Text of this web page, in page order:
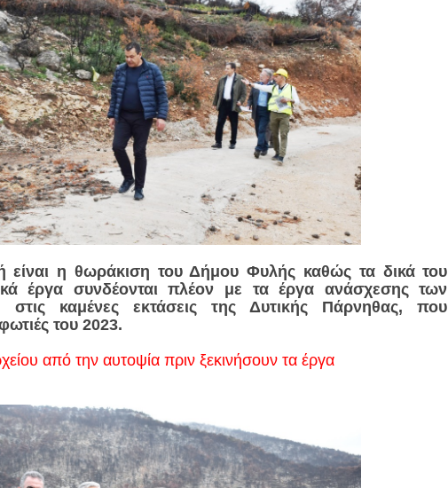
είναι η θωράκιση του Δήμου Φυλής καθώς τα δικά του
έργα συνδέονται πλέον με τα έργα ανάσχεσης των
καμένες εκτάσεις της Δυτικής Πάρνηθας, που
του 2023.
από την αυτοψία πριν ξεκινήσουν τα έργα